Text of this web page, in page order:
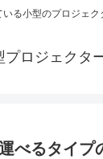
る小型のプロジェク
プロジェクタ
べるタイプ